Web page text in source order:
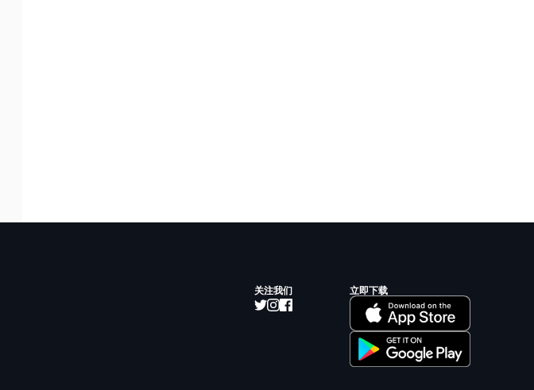
关注我们 立即下载